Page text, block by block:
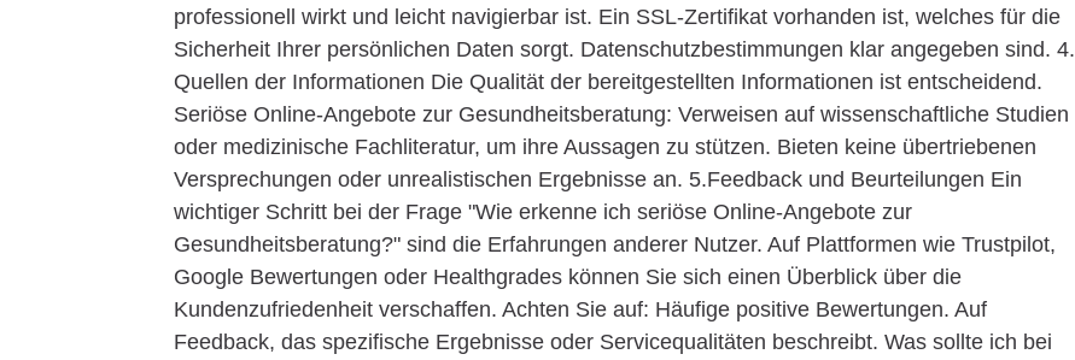
professionell wirkt und leicht navigierbar ist. Ein SSL-Zertifikat vorhanden ist, welches für die
Sicherheit Ihrer persönlichen Daten sorgt. Datenschutzbestimmungen klar angegeben sind. 4.
Quellen der Informationen Die Qualität der bereitgestellten Informationen ist entscheidend.
Seriöse Online-Angebote zur Gesundheitsberatung: Verweisen auf wissenschaftliche Studien
oder medizinische Fachliteratur, um ihre Aussagen zu stützen. Bieten keine übertriebenen
Versprechungen oder unrealistischen Ergebnisse an. 5.Feedback und Beurteilungen Ein
wichtiger Schritt bei der Frage "Wie erkenne ich seriöse Online-Angebote zur
Gesundheitsberatung?" sind die Erfahrungen anderer Nutzer. Auf Plattformen wie Trustpilot,
Google Bewertungen oder Healthgrades können Sie sich einen Überblick über die
Kundenzufriedenheit verschaffen. Achten Sie auf: Häufige positive Bewertungen. Auf
Feedback, das spezifische Ergebnisse oder Servicequalitäten beschreibt. Was sollte ich bei